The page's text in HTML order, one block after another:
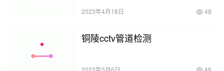
2023年4月18日 48
铜陵cctv管道检测